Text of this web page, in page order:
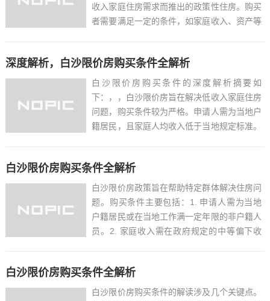
收入家庭住房需求而推出的政策性住房。购买
者需要满足一定的条件，如家庭收入、资产等
录，以避免投机行为。购买限价房后，购房者
需遵守一定的限制条件，...
深度解析，白沙限价房购买条件全解析
白沙限价房购买条件的深度解析摘要如
下：，，白沙限价房旨在解决低收入家庭住房
问题，购买条件较为严格。申请人需为当地户
籍居民，且家庭人均收入低于当地规定标准。
年限要求。申请人需承诺在一定年限内不得转
让限价房。这些条件旨在确保...
白沙限价房购买条件全解析
白沙限价房政策旨在帮助特定群体解决住房问
题。购买条件主要包括：1. 申请人需为当地
户籍居民或在当地工作满一定年限的非户籍人
员。2. 家庭收入需在政府规定的中等偏下收
规定标准，以满足基本居住需求。4. 申请人
需承诺在一...
白沙限价房购买条件全解析
白沙限价房购买条件的解读涉及几个关键点。